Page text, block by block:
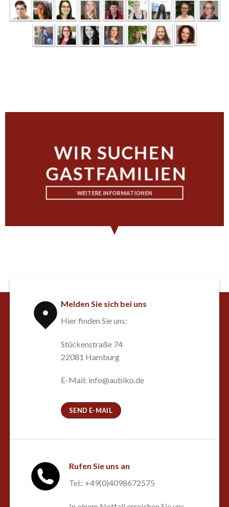
WIR SUCHEN
GASTFAMILIEN
WEITERE INFORMATIONEN
Melden Sie sich bei uns
Hier finden Sie uns:
Stückenstraße 74
22081 Hamburg
E-Mail: info@aubiko.de
SEND E-MAIL
Rufen Sie uns an
Tel.: +49(0)4098672575